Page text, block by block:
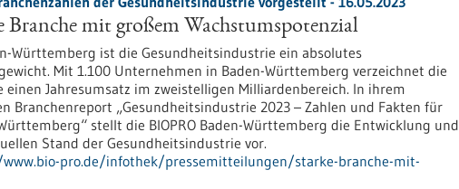
Branche mit großem Wachstumspotenzial
Württemberg ist die Gesundheitsindustrie ein absolutes
Mit 1.100 Unternehmen in Baden-Württemberg verzeichnet die
einen Jahresumsatz im zweistelligen Milliardenbereich. In ihrem
Branchenreport „Gesundheitsindustrie 2023 – Zahlen und Fakten für
stellt die BIOPRO Baden-Württemberg die Entwicklung und
Stand der Gesundheitsindustrie vor.
pro.de/infothek/pressemitteilungen/starke-branche-mit-